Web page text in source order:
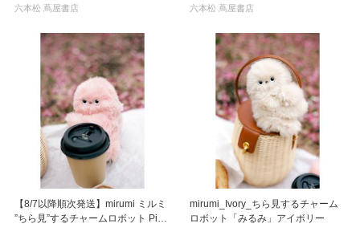
六本松 蔦屋書店 六本松 蔦屋書店
【8/7以降順次発送】mirumi ミルミ
”ちら見”するチャームロボット Pink
mirumi_Ivory_ちら見するチャーム
ロボット「みるみ」アイボリー